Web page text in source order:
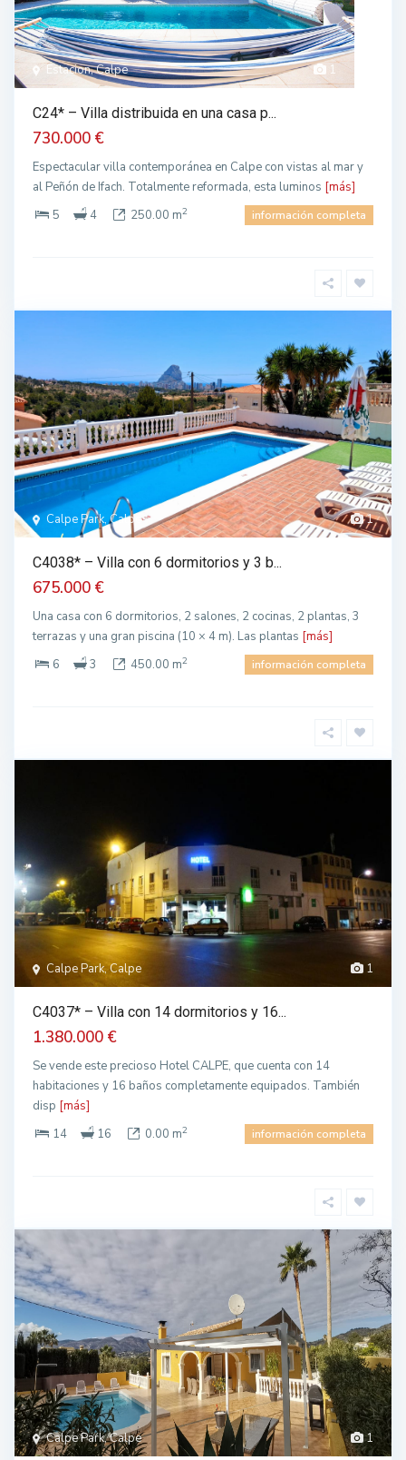
1
Estacion, Calpe
C24* – Villa distribuida en una casa p...
730.000 €
Espectacular villa contemporánea en Calpe con vistas al mar y
al Peñón de Ifach. Totalmente reformada, esta luminos [más]
5
4 250.00 m2 información completa
1
Calpe Park, Calpe
C4038* – Villa con 6 dormitorios y 3 b...
675.000 €
Una casa con 6 dormitorios, 2 salones, 2 cocinas, 2 plantas, 3
terrazas y una gran piscina (10 × 4 m). Las plantas [más]
6
3 450.00 m2 información completa
1
Calpe Park, Calpe
C4037* – Villa con 14 dormitorios y 16...
1.380.000 €
Se vende este precioso Hotel CALPE, que cuenta con 14
habitaciones y 16 baños completamente equipados. También
disp [más]
14
16 0.00 m2 información completa
1
Calpe Park, Calpe